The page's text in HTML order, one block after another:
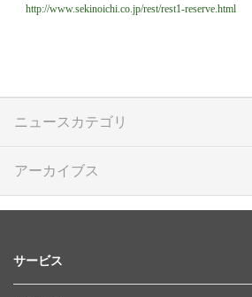
http://www.sekinoichi.co.jp/rest/rest1-reserve.html
ニュースカテゴリ
アーカイブス
サービス